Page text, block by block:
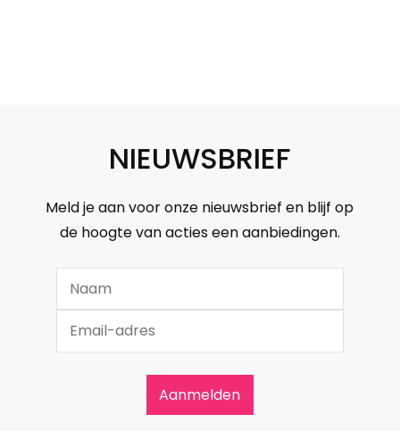
NIEUWSBRIEF
Meld je aan voor onze nieuwsbrief en blijf op
de hoogte van acties een aanbiedingen.